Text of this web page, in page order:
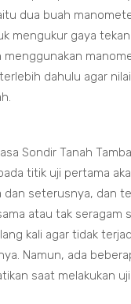
dua buah
mengukur gaya
dahulu agar
Sondir Tanah
titik uji pertama
dan seterusnya, dan
atau tak seragam
kali agar tidak
Namun, ada
saat melakukan